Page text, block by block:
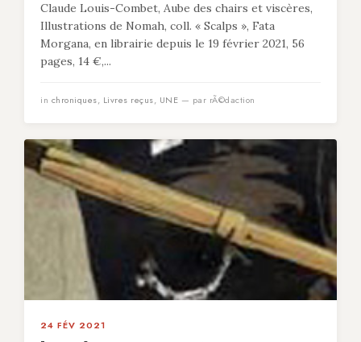
Claude Louis-Combet, Aube des chairs et viscères,
Illustrations de Nomah, coll. « Scalps », Fata
Morgana, en librairie depuis le 19 février 2021, 56
pages, 14 €,...
in chroniques, Livres reçus, UNE — par rÃ©daction
24 FÉV 2021